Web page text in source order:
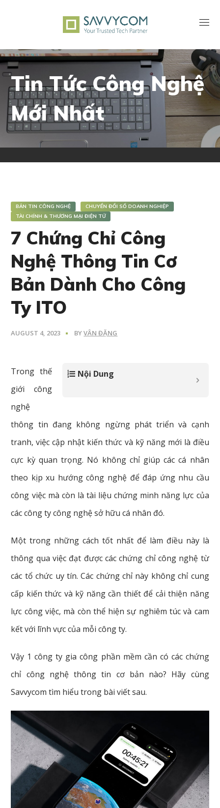
Tin Tức Công Nghệ
Mới Nhất
BẢN TIN CÔNG NGHỆ
CHUYỂN ĐỔI SỐ DOANH NGHIỆP
TÀI CHÍNH & THƯƠNG MẠI ĐIỆN TỬ
7 Chứng Chỉ Công
Nghệ Thông Tin Cơ
Bản Dành Cho Công
Ty ITO
AUGUST 4, 2023 BYVÂN ĐẶNG
Nội Dung
Trong thế
giới công
nghệ
thông tin đang không ngừng phát triển và cạnh
tranh, việc cập nhật kiến thức và kỹ năng mới là điều
cực kỳ quan trọng. Nó không chỉ giúp các cá nhân
theo kịp xu hướng công nghệ để đáp ứng nhu cầu
công việc mà còn là tài liệu chứng minh năng lực của
các công ty công nghệ sở hữu cá nhân đó.
Một trong những cách tốt nhất để làm điều này là
thông qua việc đạt được các chứng chỉ công nghệ từ
các tổ chức uy tín. Các chứng chỉ này không chỉ cung
cấp kiến thức và kỹ năng cần thiết để cải thiện năng
lực công việc, mà còn thể hiện sự nghiêm túc và cam
kết với lĩnh vực của mỗi công ty.
Vậy 1 công ty gia công phần mềm cần có các chứng
chỉ công nghệ thông tin cơ bản nào? Hãy cùng
Savvycom tìm hiểu trong bài viết sau.